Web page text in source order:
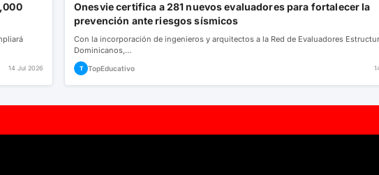
14 Jul 2026
Onesvie certifica a 281 nuevos evaluadores para fortalecer la
prevención ante riesgos sísmicos
Con la incorporación de ingenieros y arquitectos a la Red de Evaluadores
Dominicanos,…
T TopEducativo